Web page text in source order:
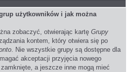
użytkowników i jak można
zobaczyć, otwierając kartęGrupy
kontem, który otwiera się po
. Nie wszystkie grupy są dostępne dla
akceptacji przyjęcia nowego
a jeszcze inne mogą mieć